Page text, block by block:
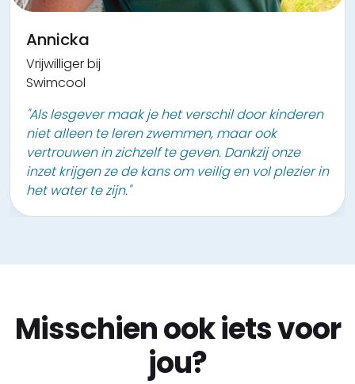
Jean
Vrijwilliger bij
Vrijwilligerswerk lokaal bestuur Kontich
"We helpen en steunen elkaar en leren zo ook
zelf veel bij."
Annicka
Vrijwilliger bij
Swimcool
"Als lesgever maak je het verschil door kinderen
niet alleen te leren zwemmen, maar ook
vertrouwen in zichzelf te geven. Dankzij onze
inzet krijgen ze de kans om veilig en vol plezier in
het water te zijn."
Misschien ook iets voor
jou?